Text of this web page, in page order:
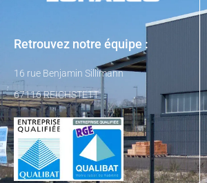
Retrouvez notre équipe :
16 rue Benjamin Sillimann
67116 REICHSTETT